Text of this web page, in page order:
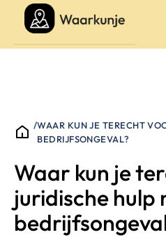
/WAAR KUN JE TERECHT
BEDRIJFSONGEVAL?
Waar kun je
juridische hulp